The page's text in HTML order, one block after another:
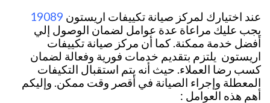
عند اختيارك لمركز صيانة تكييفات اريستون 19089
يجب عليك مراعاة عدة عوامل لضمان الوصول إلي
أفضل خدمة ممكنة. كما أن مركز صيانة تكييفات
اريستون يلتزم بتقديم خدمات فورية وفعالة لضمان
كسب رضا العملاء. حيث أنه يتم استقبال التكيفات
المعطلة وإجراء الصيانة في أقصر وقت ممكن. وإليكم
أهم هذه العوامل :